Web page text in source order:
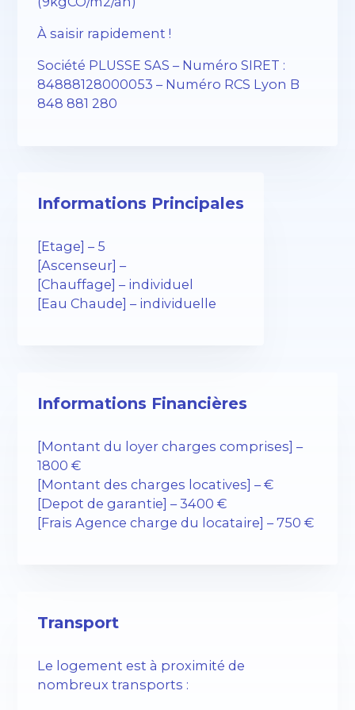
À saisir rapidement !
Société PLUSSE SAS – Numéro SIRET :
84888128000053 – Numéro RCS Lyon B
848 881 280
Informations Principales
[Etage] – 5
[Ascenseur] –
[Chauffage] – individuel
[Eau Chaude] – individuelle
Informations Financières
[Montant du loyer charges comprises] –
1800 €
[Montant des charges locatives] – €
[Depot de garantie] – 3400 €
[Frais Agence charge du locataire] – 750 €
Transport
Le logement est à proximité de
nombreux transports :